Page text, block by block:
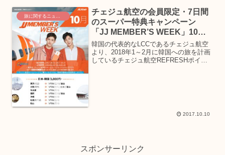
ョロニョロの日」が重なるスペシャルデ
ーは必見です。
チェジュ航空の会員限定・7日間
のスーパー特典キャンペーン
「JJ MEMBER’S WEEK」10月
11日からスタート！
韓国の代表的なLCCであるチェジュ航空
より、2018年1～2月に韓国への旅を計画
しているチェジュ航空REFRESHポイン
2017.10.10
スポンサーリンク